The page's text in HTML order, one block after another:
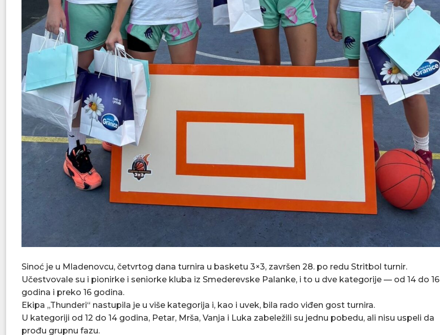
Sinoć je u Mladenovcu, četvrtog dana turnira u basketu 3×3, završen 28. po redu Stritbol turnir.
Učestvovale su i pionirke i seniorke kluba iz Smederevske Palanke, i to u dve kategorije — od 14 do 16
godina i preko 16 godina.
Ekipa „Thunderi“ nastupila je u više kategorija i, kao i uvek, bila rado viđen gost turnira.
U kategoriji od 12 do 14 godina, Petar, Mrša, Vanja i Luka zabeležili su jednu pobedu, ali nisu uspeli da
prođu grupnu fazu.